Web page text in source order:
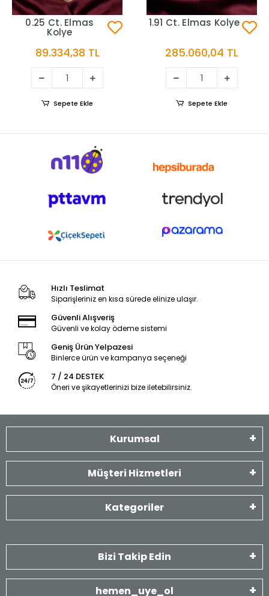
0.25 Ct. Elmas
Kolye
89.334,38 TL
Sepete Ekle
1.91 Ct. Elmas Kolye
285.060,04 TL
Sepete Ekle
Hızlı Teslimat
Siparişleriniz en kısa sürede elinize ulaşır.
Güvenli Alışveriş
Güvenli ve kolay ödeme sistemi
Geniş Ürün Yelpazesi
Binlerce ürün ve kampanya seçeneği
7 / 24 DESTEK
Öneri ve şikayetlerinizi bize iletebilirsiniz.
Kurumsal
Müşteri Hizmetleri
Kategoriler
Bizi Takip Edin
hemen_uye_ol